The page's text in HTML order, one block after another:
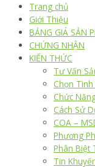
Trang chủ
Giới Thiệu
BẢNG GIÁ SẢN
CHỨNG NHẬN
KIẾN THỨC
Tư Vấn
Chọn
Chức
Cách Sử
COA –
Phương
Phân Biệt
Tin